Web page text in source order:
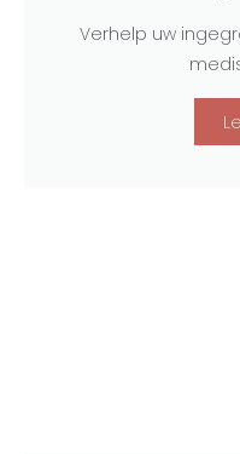
Verhelp uw